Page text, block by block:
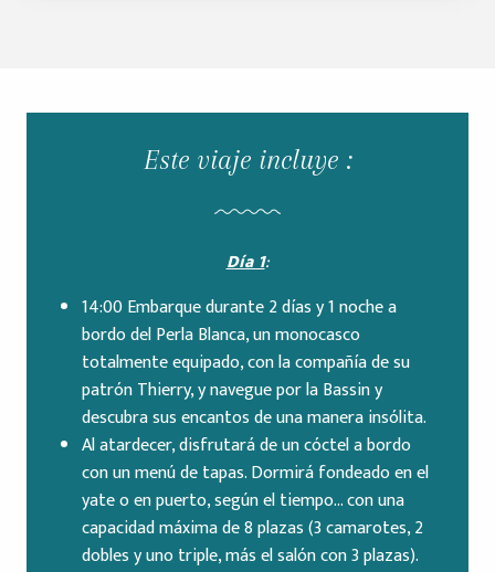
Este viaje incluye :
Día 1:
14:00 Embarque durante 2 días y 1 noche a
bordo del Perla Blanca, un monocasco
totalmente equipado, con la compañía de su
patrón Thierry, y navegue por la Bassin y
descubra sus encantos de una manera insólita.
Al atardecer, disfrutará de un cóctel a bordo
con un menú de tapas. Dormirá fondeado en el
yate o en puerto, según el tiempo… con una
capacidad máxima de 8 plazas (3 camarotes, 2
dobles y uno triple, más el salón con 3 plazas).